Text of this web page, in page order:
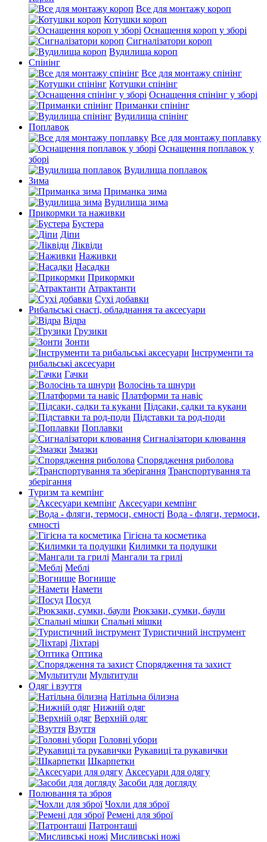
Все для монтажу короп
Котушки короп
Оснащення короп у зборі
Сигналізатори короп
Вудилища короп
Спінінг
Все для монтажу спінінг
Котушки спінінг
Оснащення спінінг у зборі
Приманки спінінг
Вудилища спінінг
Поплавок
Все для монтажу поплавку
Оснащення поплавок у
зборі
Вудилища поплавок
Зима
Приманка зима
Вудилища зима
Прикормки та наживки
Бустера
Діпи
Ліквіди
Наживки
Насадки
Прикормки
Атрактанти
Сухі добавки
Рибальські снасті, обладнання та аксесуари
Відра
Грузики
Зонти
Інструменти та
рибальські аксесуари
Гачки
Волосінь та шнури
Платформи та навіс
Підсаки, садки та кукани
Підставки та род-поди
Поплавки
Сигналізатори клювання
Змазки
Спорядження риболова
Транспортування та
зберігання
Туризм та кемпінг
Аксесуари кемпінг
Вода - фляги, термоси,
ємності
Гігієна та косметика
Килимки та подушки
Мангали та грилі
Меблі
Вогнище
Намети
Посуд
Рюкзаки, сумки, баули
Спальні мішки
Туристичний інструмент
Ліхтарі
Оптика
Спорядження та захист
Мультитули
Одяг і взуття
Натільна білизна
Нижній одяг
Верхній одяг
Взуття
Головні убори
Рукавиці та рукавички
Шкарпетки
Аксесуари для одягу
Засоби для догляду
Полювання та зброя
Чохли для зброї
Ремені для зброї
Патронташі
Мисливські ножі